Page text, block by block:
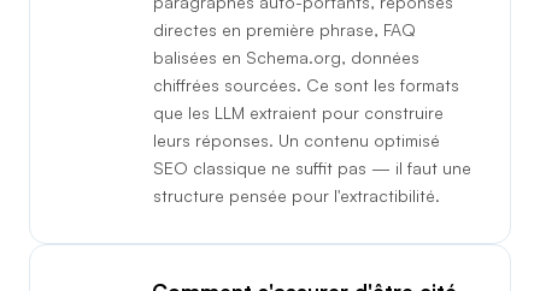
directes en première phrase, FAQ
balisées en Schema.org, données
chiffrées sourcées. Ce sont les formats
que les LLM extraient pour construire
leurs réponses. Un contenu optimisé
SEO classique ne suffit pas — il faut une
structure pensée pour l'extractibilité.